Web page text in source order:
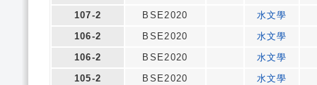
107-2
BSE2020
水文學
106-2
BSE2020
水文學
106-2
BSE2020
水文學
105-2
BSE2020
水文學